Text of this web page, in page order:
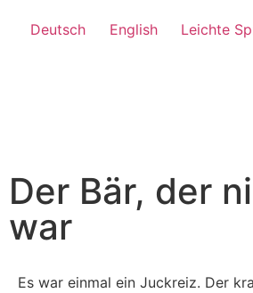
Deutsch English Leichte
Der Bär, der
war
Es war einmal ein Juckreiz. Der